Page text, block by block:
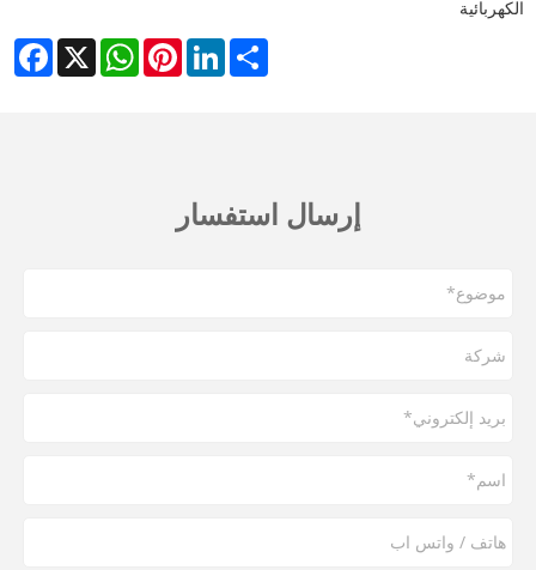
الكهربائية
X
WhatsAppPinterestLinkedInShare
إرسال استفسار